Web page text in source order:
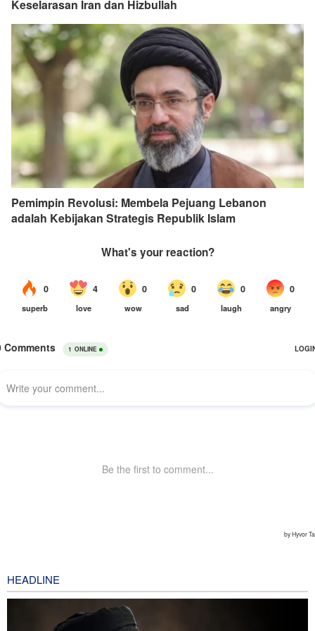
Keselarasan Iran dan Hizbullah
Pemimpin Revolusi: Membela Pejuang Lebanon
adalah Kebijakan Strategis Republik Islam
HEADLINE